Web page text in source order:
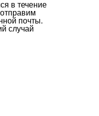
в течение
почты.
случай